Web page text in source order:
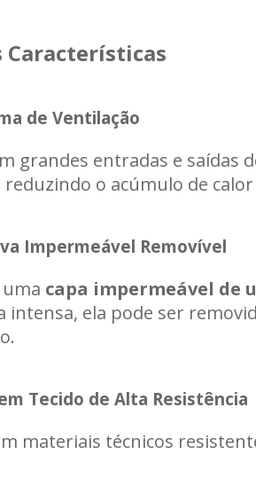
Características
de Ventilação
grandes entradas e
o acúmulo de
Impermeável Removível
capa impermeável de
intensa, ela pode ser
Tecido de Alta Resistência
materiais técnicos